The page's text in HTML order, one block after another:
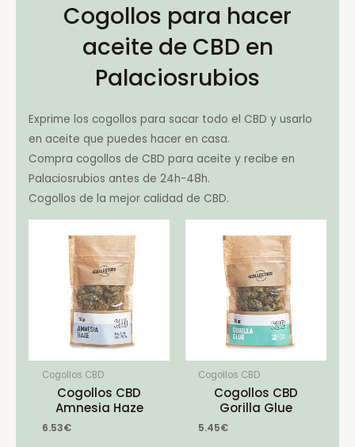
Cogollos para hacer
aceite de CBD en
Palaciosrubios
Exprime los cogollos para sacar todo el CBD y usarlo
en aceite que puedes hacer en casa.
Compra cogollos de CBD para aceite y recibe en
Palaciosrubios antes de 24h-48h.
Cogollos de la mejor calidad de CBD.
Cogollos CBD
Cogollos CBD
Amnesia Haze
6.53€
Cogollos CBD
Cogollos CBD
Gorilla Glue
5.45€